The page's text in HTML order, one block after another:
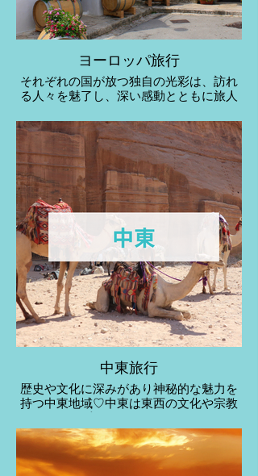
ヨーロッパ旅行
それぞれの国が放つ独自の光彩は、訪れ
る人々を魅了し、深い感動とともに旅人
中東旅行
歴史や文化に深みがあり神秘的な魅力を
持つ中東地域♡中東は東西の文化や宗教
が入り混じります。